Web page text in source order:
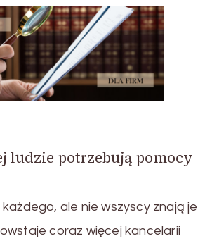
ludzie potrzebują pomocy
ale nie wszyscy znają je
coraz więcej kancelarii